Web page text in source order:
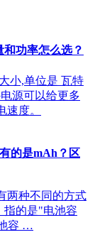
功率怎么选？
小,单位是 瓦特
源可以给更多
度。
的是mAh？区
两种不同的方式
指的是"电池容
容 …